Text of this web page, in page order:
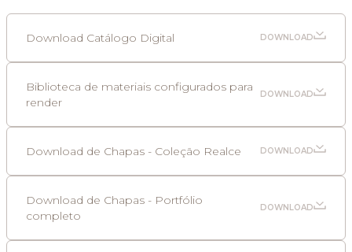
Download Catálogo Digital DOWNLOAD
Biblioteca de materiais configurados para
render
DOWNLOAD
Download de Chapas - Coleção Realce DOWNLOAD
Download de Chapas - Portfólio
completo
DOWNLOAD